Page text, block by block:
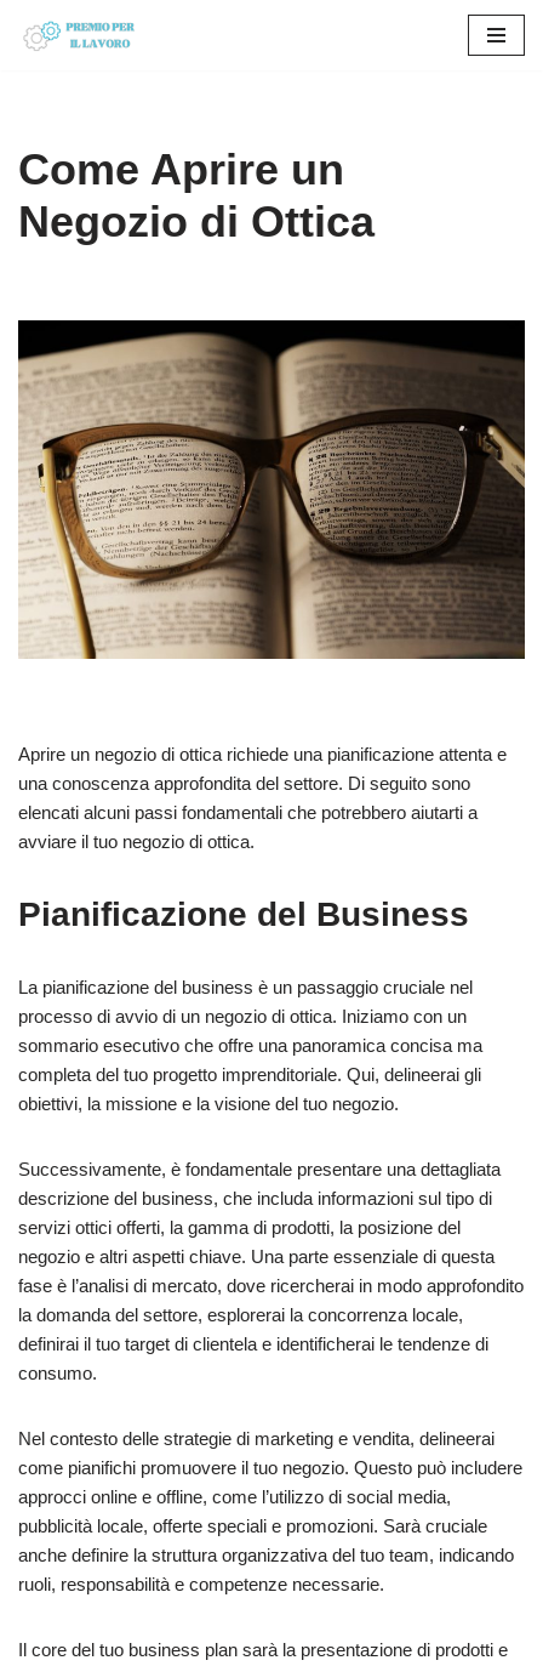
Come Aprire un
Negozio di Ottica
Aprire un negozio di ottica richiede una pianificazione attenta e
una conoscenza approfondita del settore. Di seguito sono
elencati alcuni passi fondamentali che potrebbero aiutarti a
avviare il tuo negozio di ottica.
Pianificazione del Business
La pianificazione del business è un passaggio cruciale nel
processo di avvio di un negozio di ottica. Iniziamo con un
sommario esecutivo che offre una panoramica concisa ma
completa del tuo progetto imprenditoriale. Qui, delineerai gli
obiettivi, la missione e la visione del tuo negozio.
Successivamente, è fondamentale presentare una dettagliata
descrizione del business, che includa informazioni sul tipo di
servizi ottici offerti, la gamma di prodotti, la posizione del
negozio e altri aspetti chiave. Una parte essenziale di questa
fase è l’analisi di mercato, dove ricercherai in modo approfondito
la domanda del settore, esplorerai la concorrenza locale,
definirai il tuo target di clientela e identificherai le tendenze di
consumo.
Nel contesto delle strategie di marketing e vendita, delineerai
come pianifichi promuovere il tuo negozio. Questo può includere
approcci online e offline, come l’utilizzo di social media,
pubblicità locale, offerte speciali e promozioni. Sarà cruciale
anche definire la struttura organizzativa del tuo team, indicando
ruoli, responsabilità e competenze necessarie.
Il core del tuo business plan sarà la presentazione di prodotti e